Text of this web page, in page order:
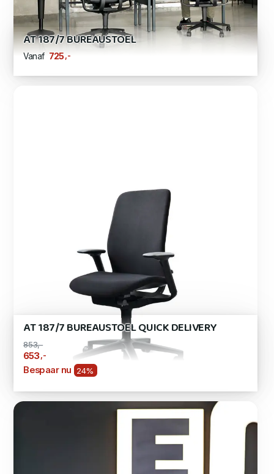
AT 187/7 BUREAUSTOEL
Vanaf 725 ,-
AT 187/7 BUREAUSTOEL QUICK DELIVERY
853,-
653 ,-
Bespaar nu 24%